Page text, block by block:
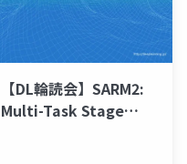
【DL輪読会】SARM2:
Multi-Task Stage